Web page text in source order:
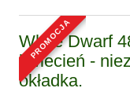
White Dwarf
kwiecień -
okładka.
promocja